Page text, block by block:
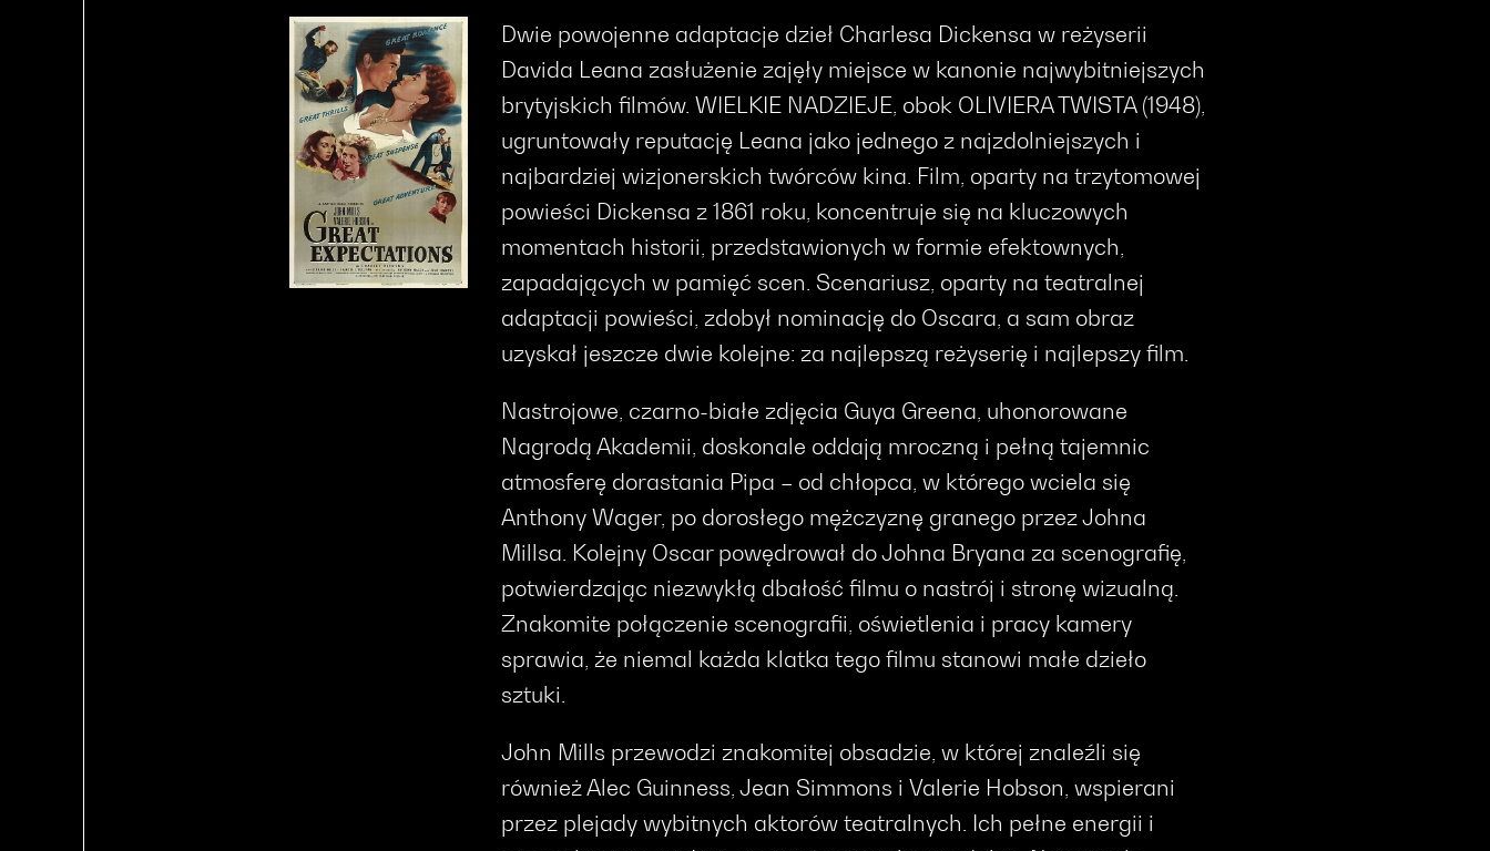
Dwie powojenne adaptacje dzieł Charlesa Dickensa w reżyserii
Davida Leana zasłużenie zajęły miejsce w kanonie najwybitniejszych
brytyjskich filmów. WIELKIE NADZIEJE, obok OLIVIERA TWISTA (1948),
ugruntowały reputację Leana jako jednego z najzdolniejszych i
najbardziej wizjonerskich twórców kina. Film, oparty na trzytomowej
powieści Dickensa z 1861 roku, koncentruje się na kluczowych
momentach historii, przedstawionych w formie efektownych,
zapadających w pamięć scen. Scenariusz, oparty na teatralnej
adaptacji powieści, zdobył nominację do Oscara, a sam obraz
uzyskał jeszcze dwie kolejne: za najlepszą reżyserię i najlepszy film.
Nastrojowe, czarno-białe zdjęcia Guya Greena, uhonorowane
Nagrodą Akademii, doskonale oddają mroczną i pełną tajemnic
atmosferę dorastania Pipa – od chłopca, w którego wciela się
Anthony Wager, po dorosłego mężczyznę granego przez Johna
Millsa. Kolejny Oscar powędrował do Johna Bryana za scenografię,
potwierdzając niezwykłą dbałość filmu o nastrój i stronę wizualną.
Znakomite połączenie scenografii, oświetlenia i pracy kamery
sprawia, że niemal każda klatka tego filmu stanowi małe dzieło
sztuki.
John Mills przewodzi znakomitej obsadzie, w której znaleźli się
również Alec Guinness, Jean Simmons i Valerie Hobson, wspierani
przez plejady wybitnych aktorów teatralnych. Ich pełne energii i